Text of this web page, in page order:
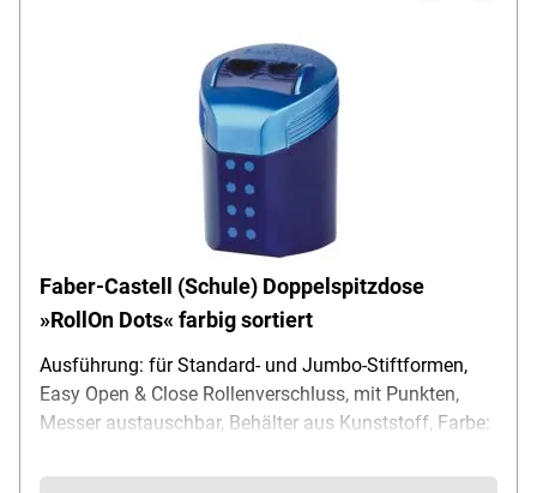
Faber-Castell (Schule) Doppelspitzdose
»RollOn Dots« farbig sortiert
Ausführung: für Standard- und Jumbo-Stiftformen,
Easy Open & Close Rollenverschluss, mit Punkten,
Messer austauschbar, Behälter aus Kunststoff, Farbe:
1x Doppelspitzdose